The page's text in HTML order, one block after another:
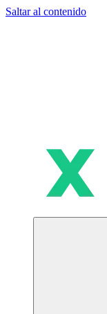
Saltar al contenido